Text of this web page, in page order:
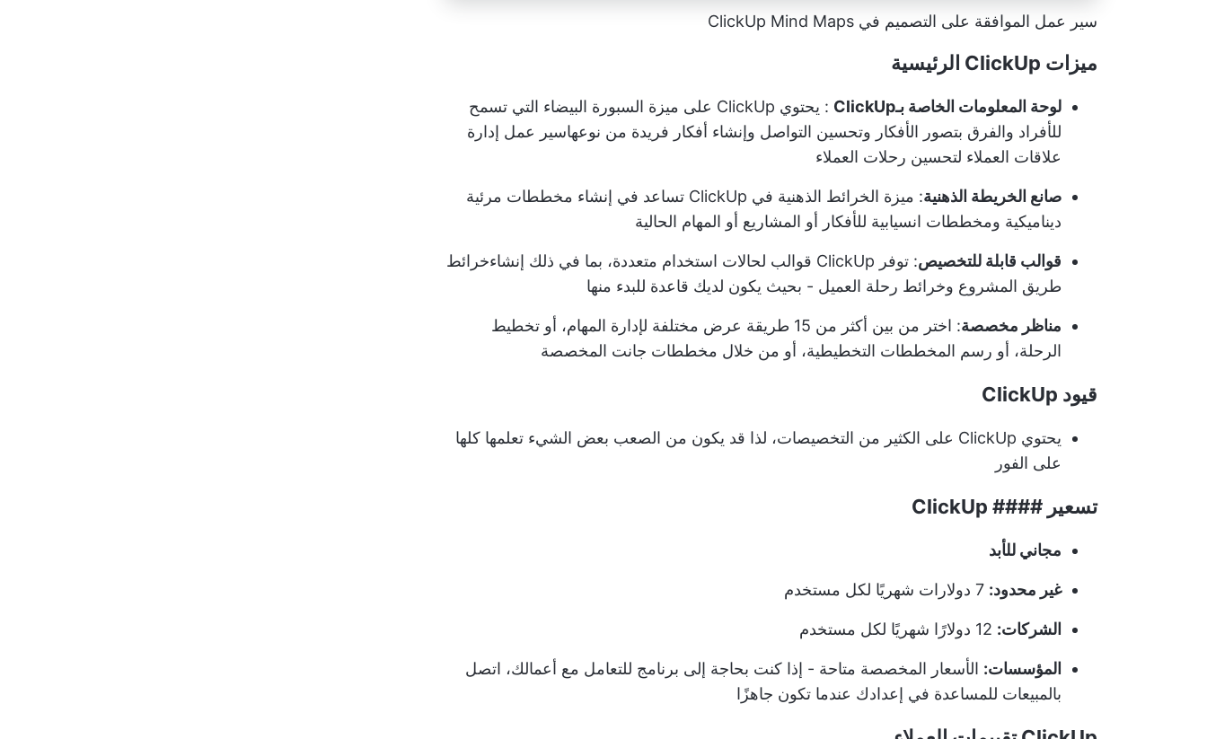
سير عمل الموافقة على التصميم في ClickUp Mind Maps
ميزات ClickUp الرئيسية
لوحة المعلومات الخاصة بـClickUp
: يحتوي ClickUp على ميزة السبورة البيضاء التي تسمح
للأفراد والفرق بتصور الأفكار وتحسين التواصل وإنشاء أفكار فريدة من نوعهاسير عمل إدارة
علاقات العملاء لتحسين رحلات العملاء
صانع الخريطة الذهنية: ميزة الخرائط الذهنية في ClickUp
تساعد في إنشاء مخططات مرئية
ديناميكية ومخططات انسيابية للأفكار أو المشاريع أو المهام الحالية
قوالب قابلة للتخصيص: توفر ClickUp قوالب لحالات استخدام متعددة، بما في ذلك إنشاء
خرائط
طريق المشروع وخرائط رحلة العميل - بحيث يكون لديك قاعدة للبدء منها
مناظر مخصصة
: اختر من بين أكثر من 15 طريقة عرض مختلفة لإدارة المهام، أو تخطيط
الرحلة، أو رسم المخططات التخطيطية، أو من خلال مخططات جانت المخصصة
قيود ClickUp
يحتوي ClickUp على الكثير من التخصيصات، لذا قد يكون من الصعب بعض الشيء تعلمها كلها
على الفور
تسعير #### ClickUp
مجاني للأبد
غير محدود:
الشركات:
المؤسسات: الأسعار المخصصة متاحة - إذا كنت بحاجة إلى برنامج للتعامل مع أعمالك، اتصل
بالمبيعات للمساعدة في إعدادك عندما تكون جاهزًا